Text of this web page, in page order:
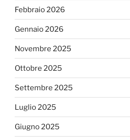
Febbraio 2026
Gennaio 2026
Novembre 2025
Ottobre 2025
Settembre 2025
Luglio 2025
Giugno 2025